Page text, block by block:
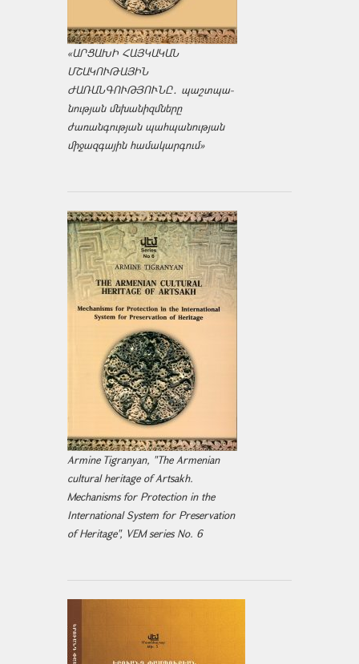
«ԱՐՑԱԽԻ ՀԱՅԿԱԿԱՆ
ՄՇԱԿՈՒԹԱՅԻՆ
ԺԱՌԱՆԳՈՒԹՅՈՒՆԸ․ պաշտպա­
նության մեխանիզմները
ժառանգության պահպանության
միջազ­գային համակարգում»
Armine Tigranyan, "The Armenian
cultural heritage of Artsakh.
Mechanisms for Protection in the
International System for Preservation
of Heritage", VEM series No. 6